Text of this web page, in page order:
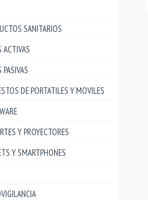
SANITARIOS
ACTIVAS
PASIVAS
DE PORTATILES Y MOVILES
Y PROYECTORES
Y SMARTPHONES